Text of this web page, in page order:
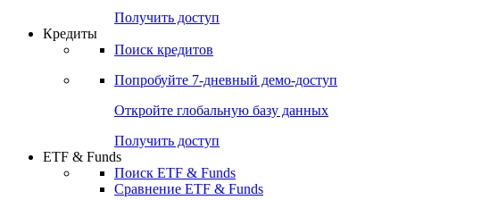
Получить доступ
Кредиты
Поиск кредитов
Попробуйте 7-дневный демо-доступ
Откройте глобальную базу данных
Получить доступ
ETF & Funds
Поиск ETF & Funds
Сравнение ETF & Funds